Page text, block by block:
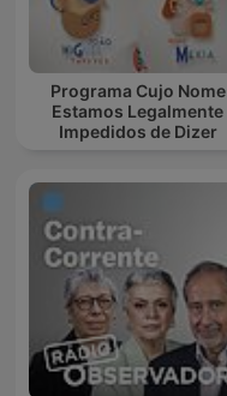
Programa Cujo Nome
Estamos Legalmente
Impedidos de Dizer